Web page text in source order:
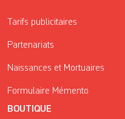
Tarifs publicitaires
Partenariats
Naissances et Mortuaires
Formulaire Mémento
BOUTIQUE